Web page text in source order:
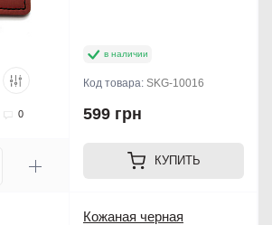
0
в наличии
Код товара: SKG-10016
599 грн
КУПИТЬ
Кожаная черная